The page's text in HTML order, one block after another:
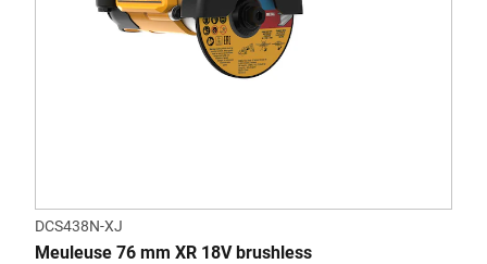
DCS438N-XJ
Meuleuse 76 mm XR 18V brushless